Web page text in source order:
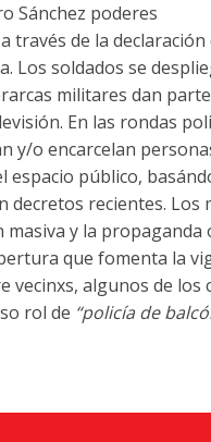
Sánchez poderes
través de la declaración
Los soldados se
militares dan
En las rondas
y/o encarcelan
espacio público,
decretos recientes. Los
masiva y la propaganda
que fomenta la
vecinxs, algunos de los
rol de “policía de